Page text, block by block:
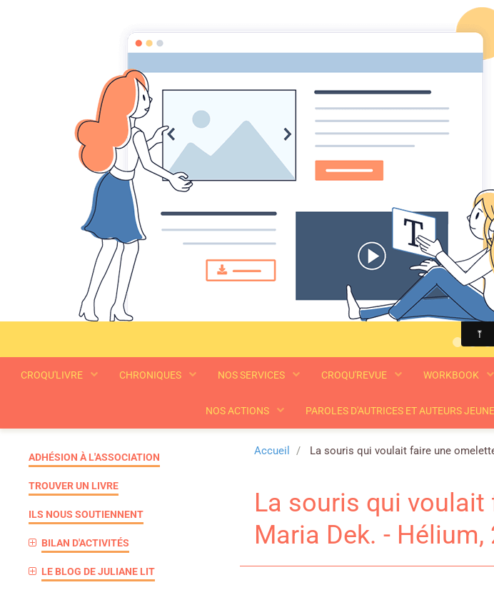
Croqu'livre
CROQU'LIVRE CHRONIQUES NOS SERVICES CROQU'REVUE WORKBOOK
NOS ACTIONS PAROLES D'AUTRICES ET AUTEURS
Accueil La souris qui voulait faire une
La souris qui
Maria Dek. - Hélium,
ADHÉSION À L'ASSOCIATION
TROUVER UN LIVRE
ILS NOUS SOUTIENNENT
BILAN D'ACTIVITÉS
LE BLOG DE JULIANE LIT